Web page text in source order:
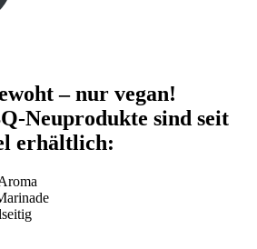
– nur vegan!
Neuprodukte sind seit
erhältlich: